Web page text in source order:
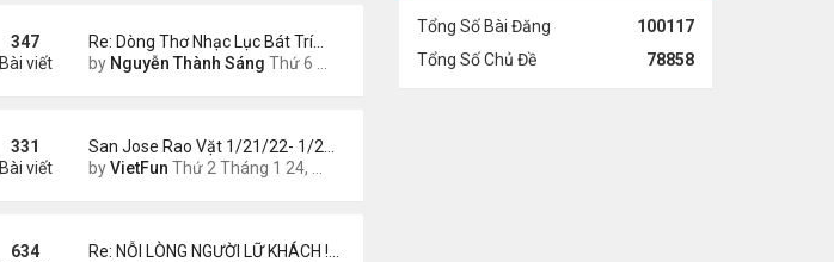
Re: Dòng Thơ Nhạc Lục Bát Trí…
by Nguyễn Thành Sáng Thứ 6 Tháng 8 07, 2026 8:49 pm
347
Bài viết
San Jose Rao Vặt 1/21/22- 1/2…
byVietFun Thứ 2 Tháng 1 24, 2022 10:25 pm
331
Bài viết
Re: NỖI LÒNG NGƯỜI LỮ KHÁCH !…
634
Tổng Số Bài Đăng
100117
Tổng Số Chủ Đề
78858